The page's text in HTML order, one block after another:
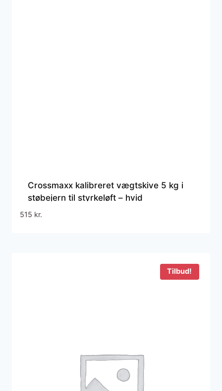
Crossmaxx kalibreret vægtskive 5 kg i
støbejern til styrkeløft – hvid
515 kr.
Tilbud!